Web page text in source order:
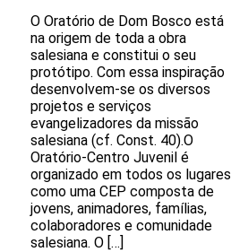
O Oratório de Dom Bosco está
na origem de toda a obra
salesiana e constitui o seu
protótipo. Com essa inspiração
desenvolvem-se os diversos
projetos e serviços
evangelizadores da missão
salesiana (cf. Const. 40).O
Oratório-Centro Juvenil é
organizado em todos os lugares
como uma CEP composta de
jovens, animadores, famílias,
colaboradores e comunidade
salesiana. O […]